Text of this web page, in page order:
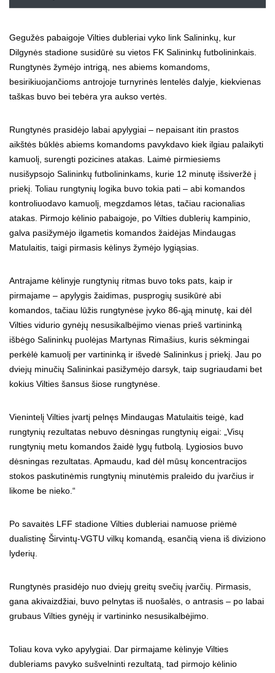
Gegužės pabaigoje Vilties dubleriai vyko link Salininkų, kur
Dilgynės stadione susidūrė su vietos FK Salininkų futbolininkais.
Rungtynės žymėjo intrigą, nes abiems komandoms,
besirikiuojančioms antrojoje turnyrinės lentelės dalyje, kiekvienas
taškas buvo bei tebėra yra aukso vertės.
Rungtynės prasidėjo labai apylygiai – nepaisant itin prastos
aikštės būklės abiems komandoms pavykdavo kiek ilgiau palaikyti
kamuolį, surengti pozicines atakas. Laimė pirmiesiems
nusišypsojo Salininkų futbolininkams, kurie 12 minutę išsiveržė į
priekį. Toliau rungtynių logika buvo tokia pati – abi komandos
kontroliuodavo kamuolį, megzdamos lėtas, tačiau racionalias
atakas. Pirmojo kėlinio pabaigoje, po Vilties dublerių kampinio,
galva pasižymėjo ilgametis komandos žaidėjas Mindaugas
Matulaitis, taigi pirmasis kėlinys žymėjo lygiąsias.
Antrajame kėlinyje rungtynių ritmas buvo toks pats, kaip ir
pirmajame – apylygis žaidimas, pusprogių susikūrė abi
komandos, tačiau lūžis rungtynėse įvyko 86-ąją minutę, kai dėl
Vilties vidurio gynėjų nesusikalbėjimo vienas prieš vartininką
išbėgo Salininkų puolėjas Martynas Rimašius, kuris sėkmingai
perkėlė kamuolį per vartininką ir išvedė Salininkus į priekį. Jau po
dviejų minučių Salininkai pasižymėjo darsyk, taip sugriaudami bet
kokius Vilties šansus šiose rungtynėse.
Vienintelį Vilties įvartį pelnęs Mindaugas Matulaitis teigė, kad
rungtynių rezultatas nebuvo dėsningas rungtynių eigai: „Visų
rungtynių metu komandos žaidė lygų futbolą. Lygiosios buvo
dėsningas rezultatas. Apmaudu, kad dėl mūsų koncentracijos
stokos paskutinėmis rungtynių minutėmis praleido du įvarčius ir
likome be nieko.“
Po savaitės LFF stadione Vilties dubleriai namuose priėmė
dualistinę Širvintų-VGTU vilkų komandą, esančią viena iš diviziono
lyderių.
Rungtynės prasidėjo nuo dviejų greitų svečių įvarčių. Pirmasis,
gana akivaizdžiai, buvo pelnytas iš nuošalės, o antrasis – po labai
grubaus Vilties gynėjų ir vartininko nesusikalbėjimo.
Toliau kova vyko apylygiai. Dar pirmajame kėlinyje Vilties
dubleriams pavyko sušvelninti rezultatą, tad pirmojo kėlinio